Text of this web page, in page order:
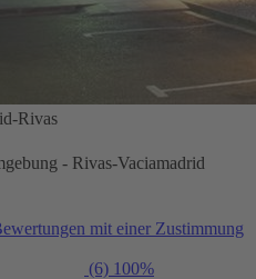
Rivas
- Rivas-Vaciamadrid
mit einer Zustimmung
(6) 100%